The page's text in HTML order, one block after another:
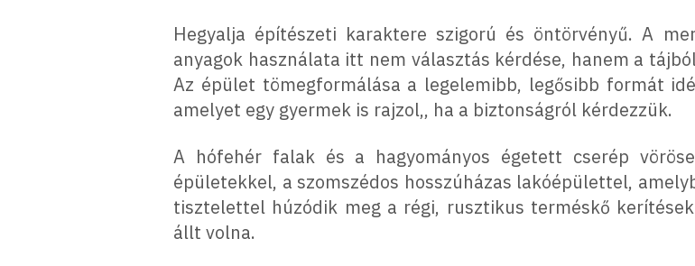
Hegyalja építészeti karaktere szigorú és öntörvényű. A
anyagok használata itt nem választás kérdése, hanem a
Az épület tömegformálása a legelemibb, legősibb formát
amelyet egy gyermek is rajzol,, ha a biztonságról kérdezzük.
A hófehér falak és a hagyományos égetett cserép
épületekkel, a szomszédos hosszúházas lakóépülettel,
tisztelettel húzódik meg a régi, rusztikus terméskő
állt volna.